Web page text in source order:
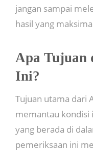
jangan sampai
hasil yang
Apa Tujuan
Ini?
Tujuan utama dari
memantau kondisi
yang berada di
pemeriksaan ini